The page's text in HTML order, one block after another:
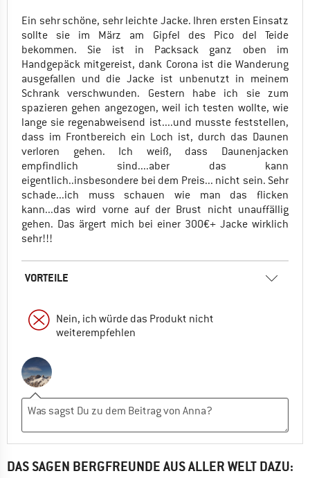
Ein sehr schöne, sehr leichte Jacke. Ihren ersten Einsatz
sollte sie im März am Gipfel des Pico del Teide
bekommen. Sie ist in Packsack ganz oben im
Handgepäck mitgereist, dank Corona ist die Wanderung
ausgefallen und die Jacke ist unbenutzt in meinem
Schrank verschwunden. Gestern habe ich sie zum
spazieren gehen angezogen, weil ich testen wollte, wie
lange sie regenabweisend ist....und musste feststellen,
dass im Frontbereich ein Loch ist, durch das Daunen
verloren gehen. Ich weiß, dass Daunenjacken
empfindlich sind....aber das kann
eigentlich..insbesondere bei dem Preis... nicht sein. Sehr
schade...ich muss schauen wie man das flicken
kann...das wird vorne auf der Brust nicht unauffällig
gehen. Das ärgert mich bei einer 300€+ Jacke wirklich
sehr!!!
VORTEILE
Nein, ich würde das Produkt nicht
weiterempfehlen
DAS SAGEN BERGFREUNDE AUS ALLER WELT DAZU: